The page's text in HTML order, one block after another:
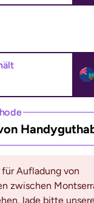
Aufladung von
zwischen
lade bitte